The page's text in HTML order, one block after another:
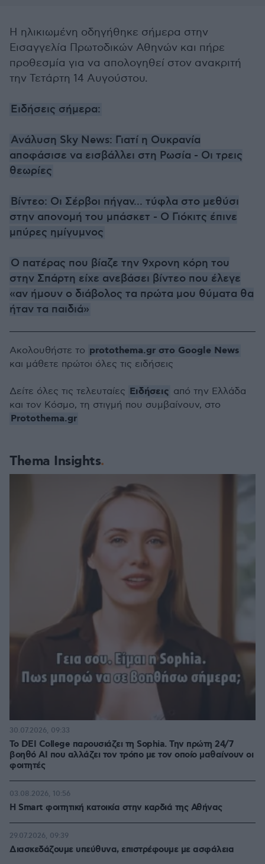
Η ηλικιωμένη οδηγήθηκε σήμερα στην
Εισαγγελία Πρωτοδικών Αθηνών και πήρε
προθεσμία για να απολογηθεί στον ανακριτή
την Τετάρτη 14 Αυγούστου.
Ειδήσεις σήμερα:
Ανάλυση Sky News: Γιατί η Ουκρανία
αποφάσισε να εισβάλλει στη Ρωσία - Οι τρεις
θεωρίες
Βίντεο: Οι Σέρβοι πήγαν... τύφλα στο μεθύσι
στην απονομή του μπάσκετ - Ο Γιόκιτς έπινε
μπύρες ημίγυμνος
Ο πατέρας που βίαζε την 9χρονη κόρη του
στην Σπάρτη είχε ανεβάσει βίντεο που έλεγε
«αν ήμουν ο διάβολος τα πρώτα μου θύματα θα
ήταν τα παιδιά»
Thema Insights
Το DEI College παρουσιάζει τη Sophia. Την πρώτη 24/7
βοηθό AI που αλλάζει τον τρόπο με τον οποίο μαθαίνουν οι
φοιτητές
30.07.2026, 09:33
Η Smart φοιτητική κατοικία στην καρδιά της Αθήνας
03.08.2026, 10:56
Διασκεδάζουμε υπεύθυνα, επιστρέφουμε με ασφάλεια
29.07.2026, 09:39
Ακολουθήστε το protothema.gr στο Google News
και μάθετε πρώτοι όλες τις ειδήσεις
Δείτε όλες τις τελευταίες Ειδήσεις από την Ελλάδα
και τον Κόσμο, τη στιγμή που συμβαίνουν, στο
Protothema.gr